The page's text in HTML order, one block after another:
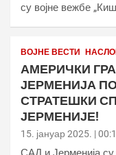
су војне вежбе
ВОЈНЕ ВЕСТИ
АМЕРИЧКИ
ЈЕРМЕНИЈА
СТРАТЕШКИ
ЈЕРМЕНИЈЕ!
15. јануар 2025. |